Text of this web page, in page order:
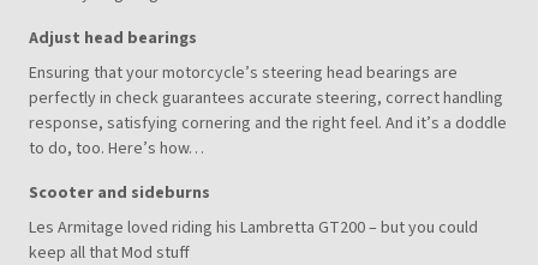
Adjust head bearings
Ensuring that your motorcycle’s steering head bearings are
perfectly in check guarantees accurate steering, correct handling
response, satisfying cornering and the right feel. And it’s a doddle
to do, too. Here’s how…
Scooter and sideburns
Les Armitage loved riding his Lambretta GT200 – but you could
keep all that Mod stuff